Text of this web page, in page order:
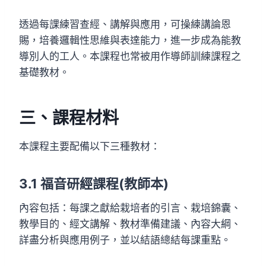
透過每課練習查經、講解與應用，可操練講論恩
賜，培養邏輯性思維與表達能力，進一步成為能教
導別人的工人。本課程也常被用作導師訓練課程之
基礎教材。
三、 課程材料
本課程主要配備以下三種教材：
3.1 福音研經課程(教師本)
內容包括：每課之獻給栽培者的引言、栽培錦囊、
教學目的、經文講解、教材準備建議、內容大綱、
詳盡分析與應用例子，並以結語總結每課重點。